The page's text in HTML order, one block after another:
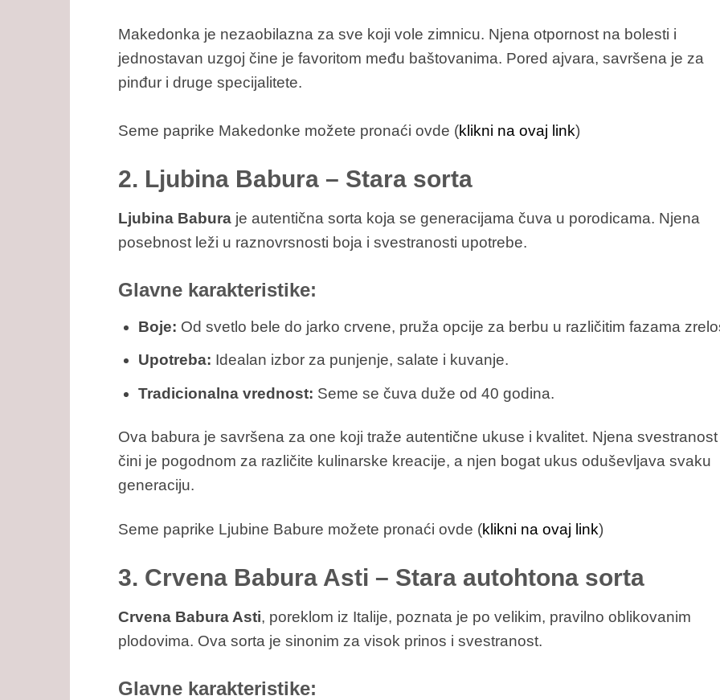
Makedonka je nezaobilazna za sve koji vole zimnicu. Njena otpornost na bolesti i
jednostavan uzgoj čine je favoritom među baštovanima. Pored ajvara, savršena je za
pinđur i druge specijalitete.
Seme paprike Makedonke možete pronaći ovde (klikni na ovaj link)
2. Ljubina Babura – Stara sorta
Ljubina Babura je autentična sorta koja se generacijama čuva u porodicama. Njena
posebnost leži u raznovrsnosti boja i svestranosti upotrebe.
Glavne karakteristike:
Boje: Od svetlo bele do jarko crvene, pruža opcije za berbu u različitim fazama
Upotreba: Idealan izbor za punjenje, salate i kuvanje.
Tradicionalna vrednost: Seme se čuva duže od 40 godina.
Ova babura je savršena za one koji traže autentične ukuse i kvalitet. Njena svestranost
čini je pogodnom za različite kulinarske kreacije, a njen bogat ukus oduševljava svaku
generaciju.
Seme paprike Ljubine Babure možete pronaći ovde (klikni na ovaj link)
3. Crvena Babura Asti – Stara autohtona sorta
Crvena Babura Asti, poreklom iz Italije, poznata je po velikim, pravilno oblikovanim
plodovima. Ova sorta je sinonim za visok prinos i svestranost.
Glavne karakteristike: